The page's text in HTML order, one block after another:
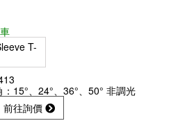
15°、24°、36°、50° 非調光
前往詢價